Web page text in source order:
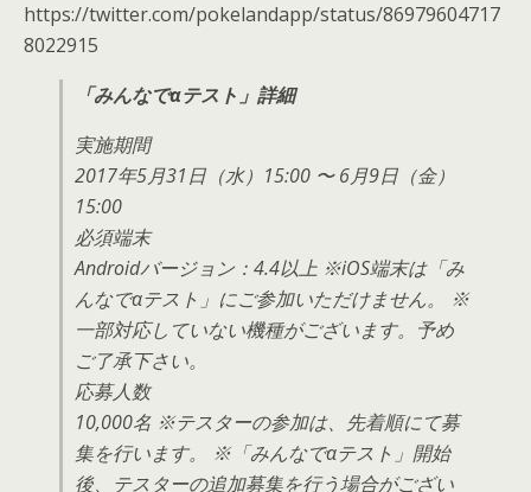
https://twitter.com/pokelandapp/status/86979604717
8022915
「みんなでαテスト」詳細
実施期間
2017年5月31日（水）15:00 〜 6月9日（金）
15:00
必須端末
Androidバージョン：4.4以上 ※iOS端末は「み
んなでαテスト」にご参加いただけません。 ※
一部対応していない機種がございます。予め
ご了承下さい。
応募人数
10,000名 ※テスターの参加は、先着順にて募
集を行います。 ※「みんなでαテスト」開始
後、テスターの追加募集を行う場合がござい